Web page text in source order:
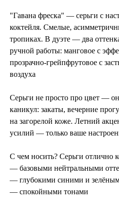
"Гавана фреска" — серьги с
коктейля. Смелые,
тропиках. В дуэте — два
ручной работы: манговое с
прозрачно-грейпфрутовое с
воздуха
Серьги не просто про цвет —
каникул: закаты, вечерние
на загорелой коже. Летний
усилий — только ваше
С чем носить? Серьги отлично
— базовыми нейтральными
— глубокими синими и
— спокойными тонами